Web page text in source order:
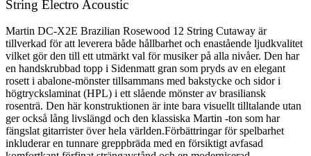
String Electro Acoustic
Martin DC-X2E Brazilian Rosewood 12 String Cutaway är
tillverkad för att leverera både hållbarhet och enastående ljudkvalitet
vilket gör den till ett utmärkt val för musiker på alla nivåer. Den har
en handskrubbad topp i Sidenmatt gran som pryds av en elegant
rosett i abalone-mönster tillsammans med bakstycke och sidor i
högtryckslaminat (HPL) i ett slående mönster av brasiliansk
rosenträ. Den här konstruktionen är inte bara visuellt tilltalande utan
ger också lång livslängd och den klassiska Martin -ton som har
fängslat gitarrister över hela världen.Förbättringar för spelbarhet
inkluderar en tunnare greppbräda med en försiktigt avfasad